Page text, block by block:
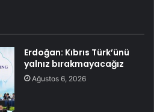
Erdoğan: Kıbrıs Türk’ünü
yalnız bırakmayacağız
Ağustos 6, 2026